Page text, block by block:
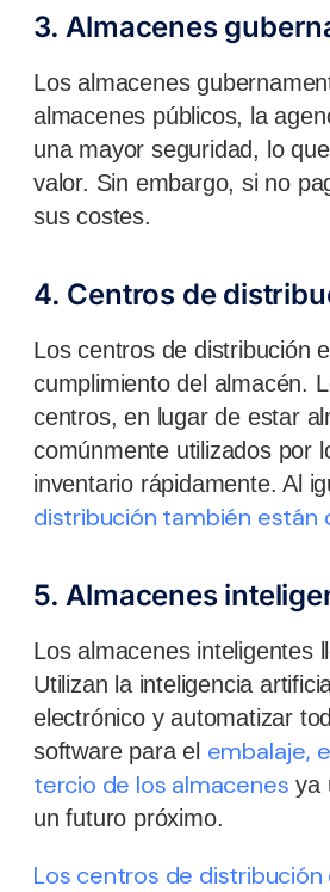
3. Almacenes
Los almacenes
almacenes públicos, la
una mayor seguridad, lo
valor. Sin embargo, si no
sus costes.
4. Centros de
Los centros de distribución
cumplimiento del almacén.
centros, en lugar de estar
comúnmente utilizados por
inventario rápidamente. Al
distribución también están
5. Almacenes
Los almacenes inteligentes
Utilizan la inteligencia
electrónico y automatizar
software para el embalaje,
tercio de los almacenes ya
un futuro próximo.
Los centros de distribución